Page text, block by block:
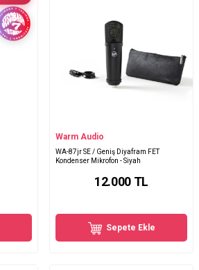
Warm Audio
WA-87jr SE / Geniş Diyafram FET
Kondenser Mikrofon - Siyah
12.000TL
Sepete Ekle